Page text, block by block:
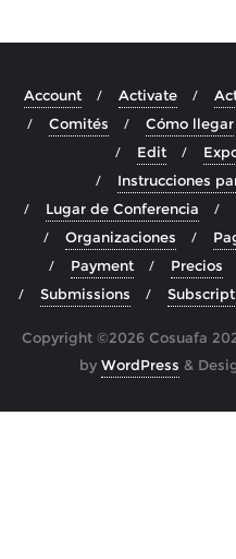
Account Activate
Comités
Cómo llegar
Edit
Instrucciones
Lugar de Conferencia
Organizaciones
Payment
Precios
Submissions
Copyright ©2026 Cosuafa
by WordPress &